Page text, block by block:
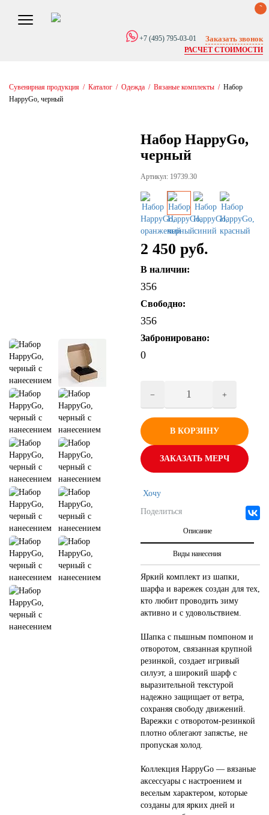
0
+7 (495) 795-03-01 Заказать звонок
РАСЧЕТ СТОИМОСТИ
Сувенирная продукция / Каталог / Одежда / Вязаные комплекты / Набор
HappyGo, черный
Набор HappyGo,
черный
Артикул: 19739.30
2 450 руб.
В наличии:
356
Свободно:
356
Забронировано:
0
В КОРЗИНУ
ЗАКАЗАТЬ МЕРЧ
Хочу
Поделиться
Описание
Виды нанесения
Яркий комплект из шапки,
шарфа и варежек создан для тех,
кто любит проводить зиму
активно и с удовольствием.
Шапка с пышным помпоном и
отворотом, связанная крупной
резинкой, создает игривый
силуэт, а широкий шарф с
выразительной текстурой
надежно защищает от ветра,
сохраняя свободу движений.
Варежки с отворотом-резинкой
плотно облегают запястье, не
пропуская холод.
Коллекция HappyGo — вязаные
аксессуары с настроением и
веселым характером, которые
созданы для ярких дней и